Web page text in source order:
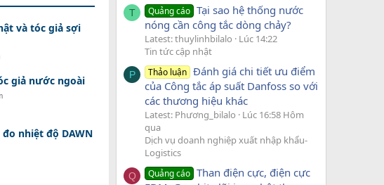
và tóc giả sợi
giả nước ngoài
nhiệt độ DAWN
T Quảng cáo Tại sao hệ thống nước
nóng cần công tắc dòng chảy?
Latest: thuylinhbilalo
Lúc 14:22
Tin tức cập nhật
P Thảo luận Đánh giá chi tiết ưu điểm
của Công tắc áp suất Danfoss so với
các thương hiệu khác
Latest: Phương_bilalo
Lúc 16:58 Hôm
qua
Dịch vụ doanh nghiệp xuất nhập khẩu-
Logistics
Q Quảng cáo Than điện cực, điện cực